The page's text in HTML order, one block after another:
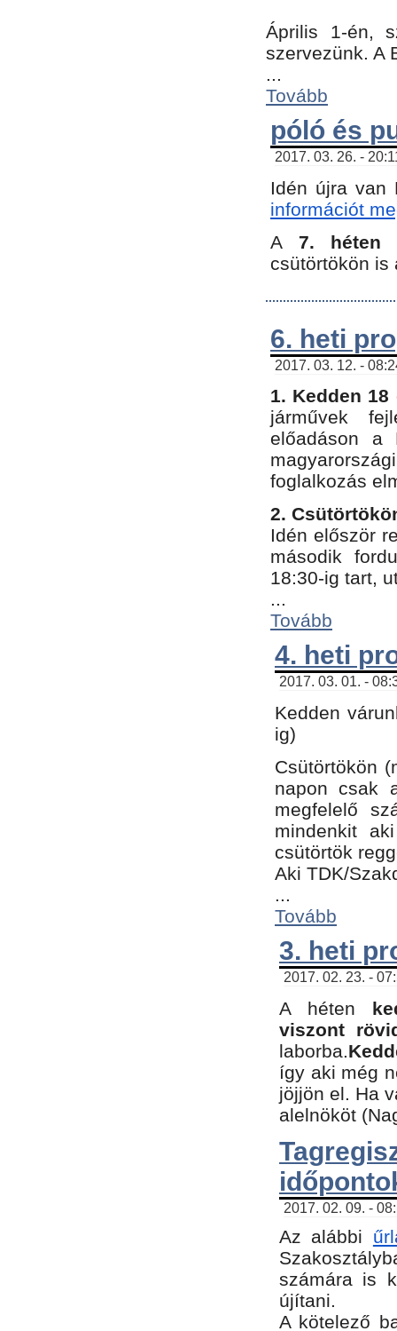
Április 1-én,
szervezünk. A
...
Tovább
póló és
2017. 03. 26. -
Idén újra van
információt
A 7. héten
csütörtökön is
6. heti
2017. 03. 12. -
1. Kedden 18
járművek
előadáson a
foglalkozás
2.
Idén először
második
18:30-ig tart,
...
Tovább
4. heti
2017. 03. 01. -
Kedden
ig)
Csütörtökön
napon csak
megfelelő
mindenkit
csütörtök
Aki TDK/
...
Tovább
3. heti
2017. 02. 23. -
A héten
viszont
laborba.
így aki még
jöjjön el. Ha
alelnököt
2017. 02. 09. -
Az alábbi
számára is
újítani.
​A kötelező